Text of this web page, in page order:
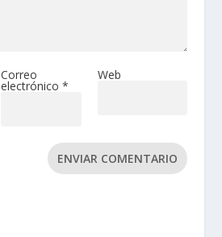
Correo
electrónico *
Web
ENVIAR COMENTARIO